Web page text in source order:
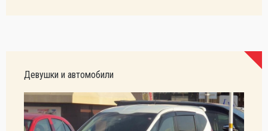
Девушки и автомобили